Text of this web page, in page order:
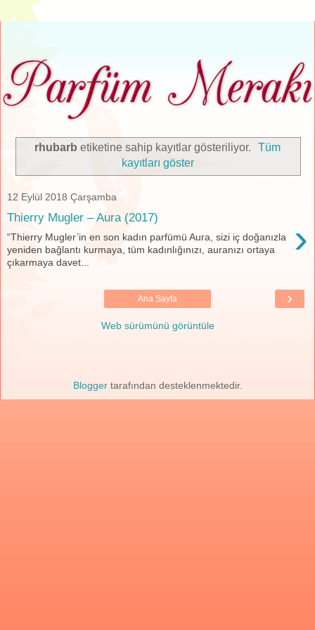
rhubarb etiketine sahip kayıtlar gösteriliyor.
Tüm
kayıtları göster
12 Eylül 2018 Çarşamba
Thierry Mugler – Aura (2017) ›
“Thierry Mugler’in en son kadın parfümü Aura, sizi iç doğanızla
yeniden bağlantı kurmaya, tüm kadınlığınızı, auranızı ortaya
çıkarmaya davet...
›
Ana Sayfa
Web sürümünü görüntüle
Bloggertarafından desteklenmektedir.